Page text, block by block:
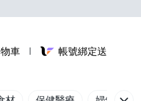
車 帳號綁定送